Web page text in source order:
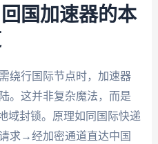
国加速器的本
绕行国际节点时，加速器
。这并非复杂魔法，而是
域封锁。原理如同国际快递
求→经加密通道直达中国